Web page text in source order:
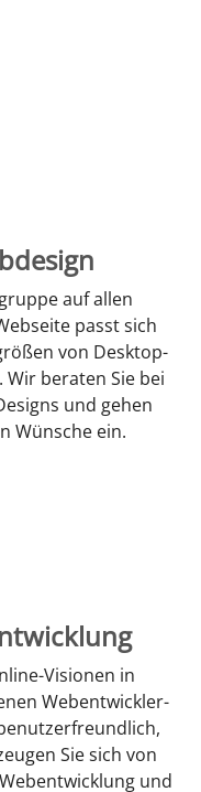
auf allen
passt sich
von Desktop-
Wir beraten Sie bei
und gehen
Wünsche ein.
Visionen in
Webentwickler-
Sie sich von
und